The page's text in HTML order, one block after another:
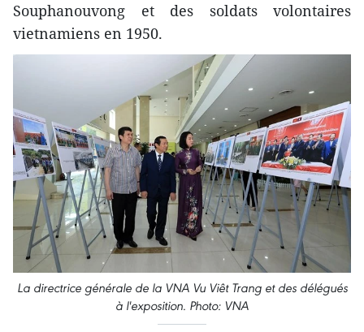
Souphanouvong et des soldats volontaires
vietnamiens en 1950.
La directrice générale de la VNA Vu Viêt Trang et des délégués
à l'exposition. Photo: VNA